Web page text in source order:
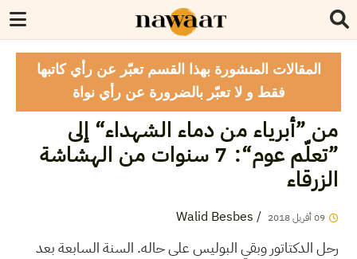
المقالات المنشورة بهذا القسم تعبّر عن رأي كاتبها
فقط و لا تعبّر بالضرورة عن رأي نواة
من ”أبرياء من دماء الشهداء“ إلى
”تعلّم عوم“: 7 سنوات من الهشاشة
الزرقاء
09أفريل2018
/
Walid Besbes
رحل الدكتاتور وبقي البوليس على حاله. السنة السابعة بعد